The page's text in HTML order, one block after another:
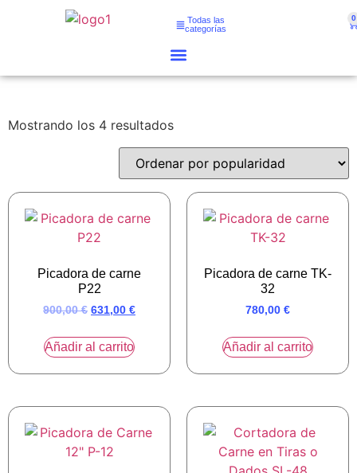
Todas las
categorías
0
Mostrando los 4 resultados
Picadora de carne
P22
900,00€ 631,00 €
Añadir al carrito
Picadora de carne TK-
32
780,00 €
Añadir al carrito